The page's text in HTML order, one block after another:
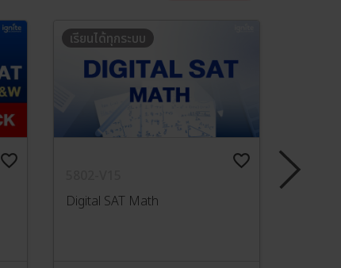
favorite_border favorite_border
Digital SAT Math
เรียนได้ทุกระบบ
5897